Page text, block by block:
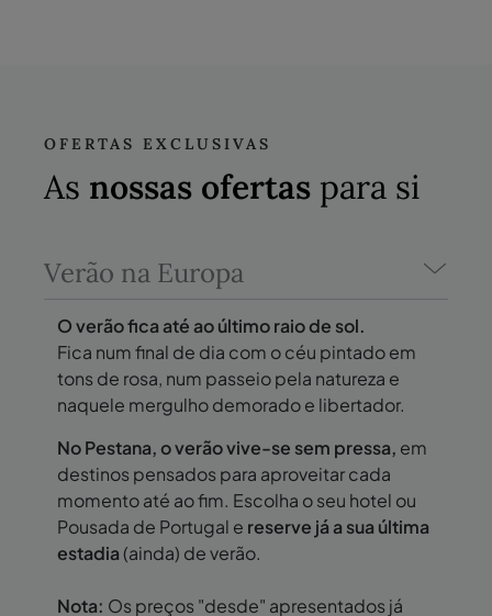
OFERTAS EXCLUSIVAS
As nossas ofertas para si
Verão na Europa
O verão fica até ao último raio de sol.
Fica num final de dia com o céu pintado em
tons de rosa, num passeio pela natureza e
naquele mergulho demorado e libertador.
No Pestana, o verão vive-se sem pressa, em
destinos pensados para aproveitar cada
momento até ao fim. Escolha o seu hotel ou
Pousada de Portugal e reserve já a sua última
estadia (ainda) de verão.
Nota: Os preços "desde" apresentados já